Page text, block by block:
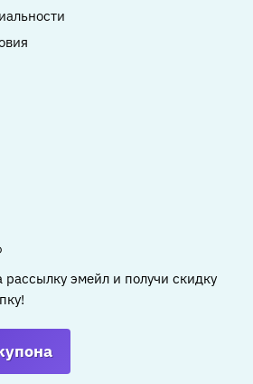
эмейл и получи скидку